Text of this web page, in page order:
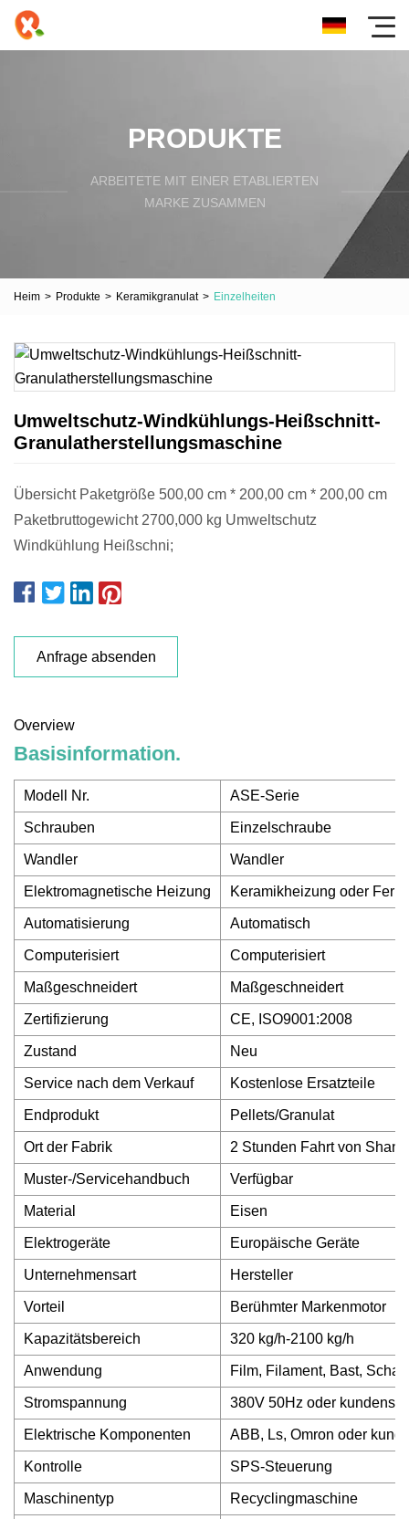
PRODUKTE
ARBEITETE MIT EINER ETABLIERTEN
MARKE ZUSAMMEN
Heim > Produkte > Keramikgranulat > Einzelheiten
Umweltschutz-Windkühlungs-Heißschnitt-
Granulatherstellungsmaschine
Übersicht Paketgröße 500,00 cm * 200,00 cm * 200,00 cm
Paketbruttogewicht 2700,000 kg Umweltschutz
Windkühlung Heißschni;
Anfrage absenden
Overview
Basisinformation.
Modell Nr. ASE-Serie
Schrauben Einzelschraube
Wandler Wandler
Elektromagnetische Heizung Keramikheizung oder
Automatisierung Automatisch
Computerisiert Computerisiert
Maßgeschneidert Maßgeschneidert
Zertifizierung CE, ISO9001:2008
Zustand Neu
Service nach dem Verkauf Kostenlose Ersatzteile
Endprodukt Pellets/Granulat
Ort der Fabrik 2 Stunden Fahrt von
Muster-/Servicehandbuch Verfügbar
Material Eisen
Elektrogeräte Europäische Geräte
Unternehmensart Hersteller
Vorteil Berühmter Markenmotor
Kapazitätsbereich 320 kg/h-2100 kg/h
Anwendung Film, Filament, Bast,
Stromspannung 380V 50Hz oder
Elektrische Komponenten ABB, Ls, Omron oder
Kontrolle SPS-Steuerung
Maschinentyp Recyclingmaschine